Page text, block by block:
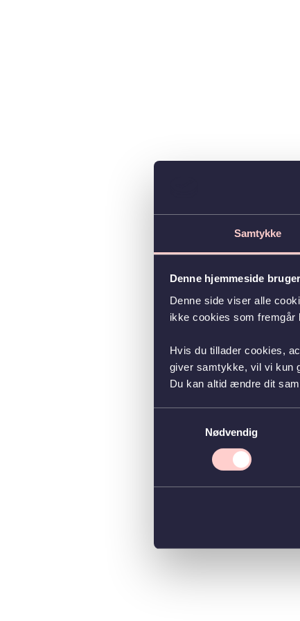
Samtykke
Denne hjemmeside
Denne side viser alle
ikke cookies som fremgår
Hvis du tillader cookies,
giver samtykke, vil vi kun
Du kan altid ændre dit
Nødvendig